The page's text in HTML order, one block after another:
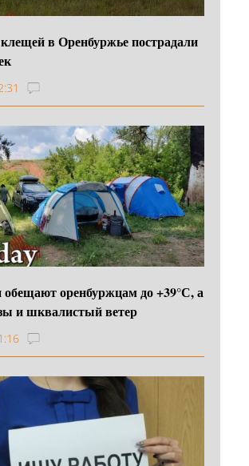
клещей в Оренбуржье пострадали
оренбуржцам до +39°С, а
и шквалистый ветер